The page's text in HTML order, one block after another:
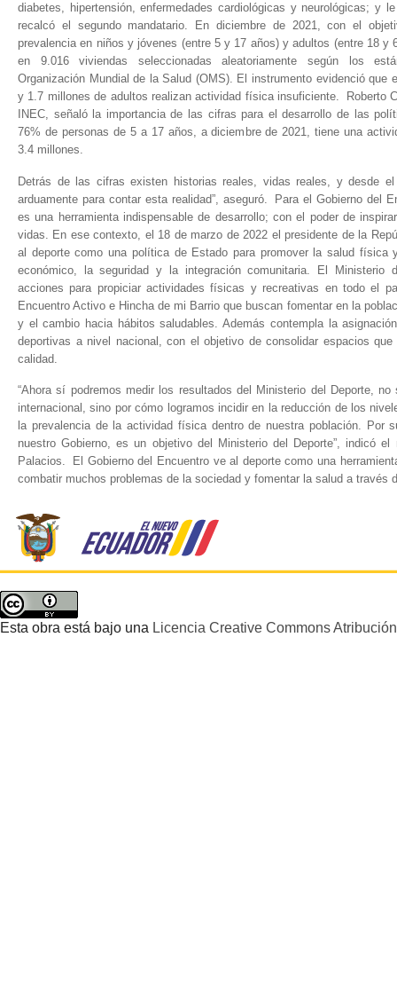
diabetes, hipertensión, enfermedades cardiológicas y neurológicas; y
recalcó el segundo mandatario. En diciembre de 2021, con el
prevalencia en niños y jóvenes (entre 5 y 17 años) y adultos (entre 18 y
en 9.016 viviendas seleccionadas aleatoriamente según los
Organización Mundial de la Salud (OMS). El instrumento evidenció que
y 1.7 millones de adultos realizan actividad física insuficiente. Roberto
INEC, señaló la importancia de las cifras para el desarrollo de las
76% de personas de 5 a 17 años, a diciembre de 2021, tiene una
3.4 millones.
Detrás de las cifras existen historias reales, vidas reales, y desde
arduamente para contar esta realidad”, aseguró. Para el Gobierno del
es una herramienta indispensable de desarrollo; con el poder de
vidas. En ese contexto, el 18 de marzo de 2022 el presidente de la
al deporte como una política de Estado para promover la salud física
económico, la seguridad y la integración comunitaria. El Ministerio
acciones para propiciar actividades físicas y recreativas en todo el
Encuentro Activo e Hincha de mi Barrio que buscan fomentar en la
y el cambio hacia hábitos saludables. Además contempla la
deportivas a nivel nacional, con el objetivo de consolidar espacios
calidad.
“Ahora sí podremos medir los resultados del Ministerio del Deporte,
internacional, sino por cómo logramos incidir en la reducción de los
la prevalencia de la actividad física dentro de nuestra población. Por
nuestro Gobierno, es un objetivo del Ministerio del Deporte”, indicó el
Palacios. El Gobierno del Encuentro ve al deporte como una
combatir muchos problemas de la sociedad y fomentar la salud a través
Esta obra está bajo una Licencia Creative Commons